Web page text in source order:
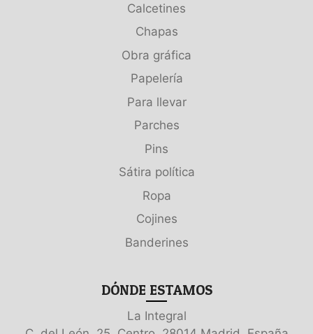
Calcetines
Chapas
Obra gráfica
Papelería
Para llevar
Parches
Pins
Sátira política
Ropa
Cojines
Banderines
DÓNDE ESTAMOS
La Integral